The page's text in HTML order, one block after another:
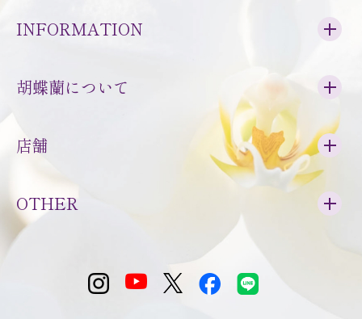
INFORMATION
胡蝶蘭について
店舗
OTHER